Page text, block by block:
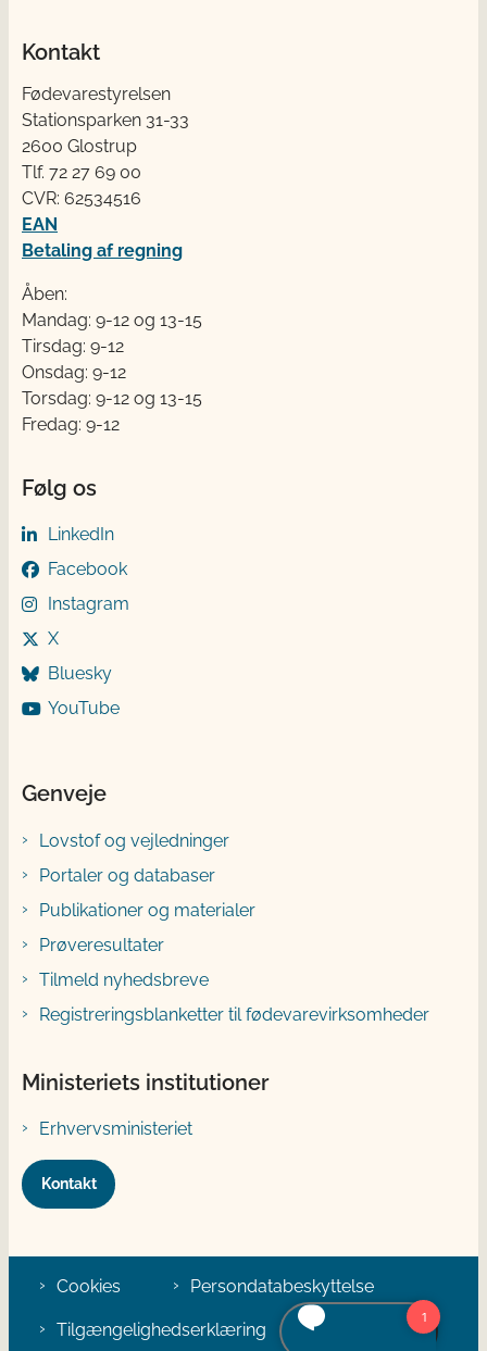
Kontakt
Fødevarestyrelsen
Stationsparken 31-33
2600 Glostrup
Tlf. 72 2​​​7 69 00
CVR: 62534516
EAN
Betaling af regning
Åben:
Mandag: 9-12 og 13-15
Tirsdag: 9-12
Onsdag: 9-12
Torsdag: 9-12 og 13-15
Fredag: 9-12
Følg os
LinkedIn
Facebook
Instagram
X
Bluesky
YouTube
Genveje
Lovstof og vejledninger
Portaler og databaser
Publikationer og materialer
Prøveresultater
Tilmeld nyhedsbreve
Registreringsblanketter til fødevarevirksomheder
Ministeriets institutioner
Erhvervsministeriet
Kontakt
Cookies Persondatabeskyttelse
Tilgængelighedserklæring